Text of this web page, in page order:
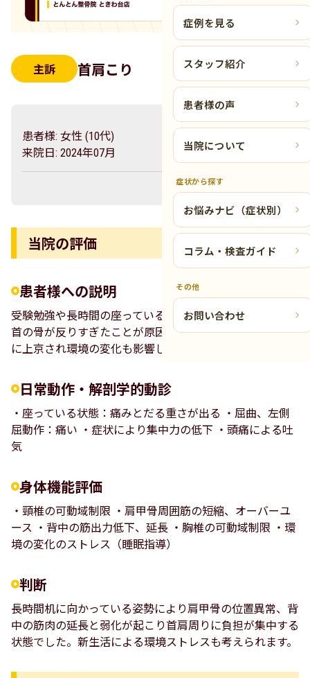
症例を見る
スタッフ紹介
患者様の声
当院について
症状から探す
お悩みナビ（症状別）
コラム・検査ガイド
その他
お問い合わせ
主訴 首肩こり
患者様: 女性 (10代)
来院日: 2024年07月
当院の評価
患者様への説明
受験勉強や長時間の座っている姿勢により背中が丸まり、
首の骨が反りすぎたことが原因と考えられます。また4月
に上京され環境の変化も影響している可能性があります。
日常動作・解剖学的動診
・座っている状態：痛みとだる重さが出る ・屈曲、左側
屈動作：痛い ・症状により集中力の低下 ・頭痛による吐
気
身体機能評価
・頸椎の可動域制限 ・肩甲骨周囲筋の短縮、オーバーユ
ース ・背中の筋出力低下、延長 ・胸椎の可動域制限 ・環
境の変化のストレス（睡眠指導）
判断
長時間机に向かっている姿勢により肩甲骨の位置異常、背
中の筋肉の延長と弱化が起こり首肩周りに負担が集中する
状態でした。新生活による環境ストレスも考えられます。